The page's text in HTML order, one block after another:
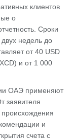
клиентов
о
Сроки
недель до
от 40 USD
и от 1 000
ОАЭ применяют
заявителя
и
счета с